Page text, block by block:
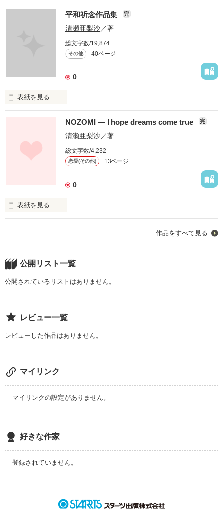
追加しました！
PV4000突破＼(^o^)／
ありがとうございますm(__)m
「感想ノート」は、
ご自由にお使いください。
足跡大歓迎♪
とある大企業のとある支店。
そこに赴任してきた、
総括課長のノザワくん。
人並み外れた才能を
持っていたのだ！
「こんな会社があったら、
と思える、
サラリーマンコメディ！
四コママンガのような、
「クスリ」と笑える話が満載♪
一切関係ありませんので、
ご了承ください。
ありがとうございます！
1stシーズン、とりあえず終了！
作品を読む
平和祈念作品集 完
清瀬亜梨沙／著
総文字数/19,874
その他 40ページ
0
表紙を見る
「平和」について
考えたことが
きっかけは
人それぞれでしょう
どんな  きっかけでもいい
「平和」を
参加された方も
NOZOMI ― I hope dreams come true 完
清瀬亜梨沙／著
総文字数/4,232
恋愛(その他) 13ページ
0
表紙を見る
人々の夢と
希望を乗せて走る
私の心を彼の心を
繋ぐように
作品をすべて見る
公開リスト一覧
公開されているリストはありません。
レビュー一覧
レビューした作品はありません。
マイリンク
マイリンクの設定がありません。
好きな作家
登録されていません。